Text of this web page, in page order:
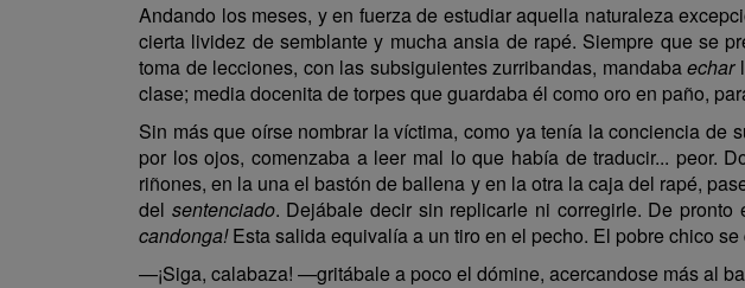
Andando los meses, y en fuerza de estudiar aquella naturaleza
cierta lividez de semblante y mucha ansia de rapé. Siempre que se
toma de lecciones, con las subsiguientes zurribandas, mandabaechar
clase; media docenita de torpes que guardaba él como oro en paño,
Sin más que oírse nombrar la víctima, como ya tenía la conciencia
por los ojos, comenzaba a leer mal lo que había de traducir... peor.
riñones, en la una el bastón de ballena y en la otra la caja del rapé,
del sentenciado. Dejábale decir sin replicarle ni corregirle. De
candonga!Esta salida equivalía a un tiro en el pecho. El pobre chico
—¡Siga, calabaza! —gritábale a poco el dómine, acercandose más al